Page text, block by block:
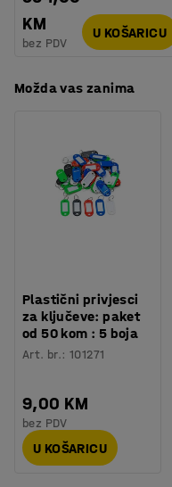
KM
bez PDV
U KOŠARICU
Možda vas zanima
Plastični privjesci
za ključeve: paket
od 50 kom : 5 boja
Art. br.:101271
9,00 KM
bez PDV
U KOŠARICU